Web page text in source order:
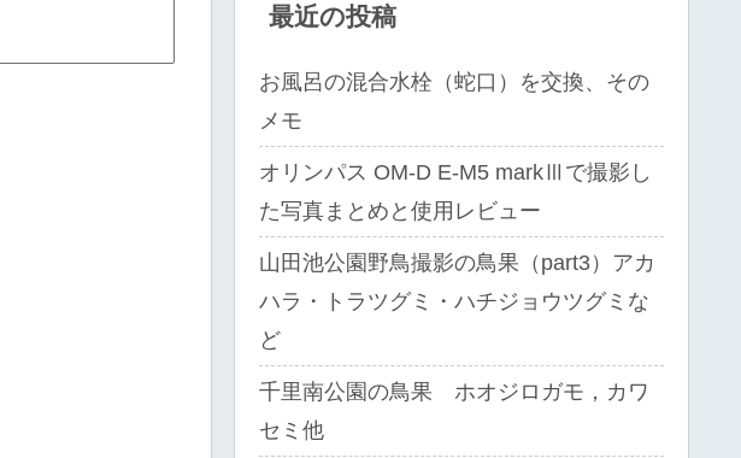
最近の投稿
お風呂の混合水栓（蛇口）を交換、その
メモ
オリンパス OM-D E-M5 markⅢで撮影し
た写真まとめと使用レビュー
山田池公園野鳥撮影の鳥果（part3）アカ
ハラ・トラツグミ・ハチジョウツグミな
ど
千里南公園の鳥果 ホオジロガモ，カワ
セミ他